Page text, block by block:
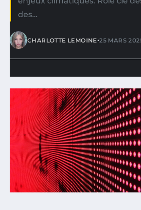
des…
CHARLOTTE LEMOINE•25 MARS